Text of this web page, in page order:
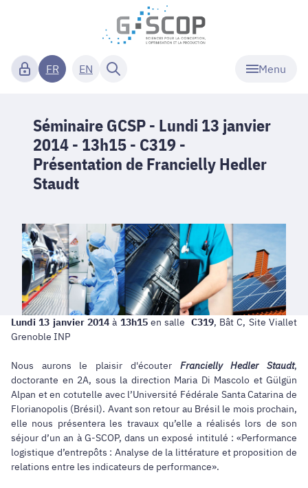
Menu
FR EN
Séminaire GCSP - Lundi 13 janvier
2014 - 13h15 - C319 -
Présentation de Francielly Hedler
Staudt
Lundi 13 janvier 2014à 13h15en salle C319, Bât C, Site Viallet
Grenoble INP
Nous aurons le plaisir d'écouter Francielly Hedler Staudt,
doctorante en 2A, sous la direction Maria Di Mascolo et Gülgün
Alpan et en cotutelle avec l’Université Fédérale Santa Catarina de
Florianopolis (Brésil). Avant son retour au Brésil le mois prochain,
elle nous présentera les travaux qu’elle a réalisés lors de son
séjour d’un an à G-SCOP, dans un exposé intitulé : «Performance
logistique d’entrepôts : Analyse de la littérature et proposition de
relations entre les indicateurs de performance».